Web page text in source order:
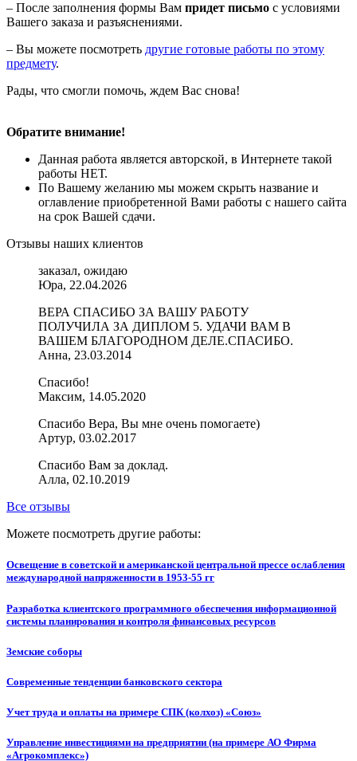
– После заполнения формы Вам придет письмо с условиями
Вашего заказа и разъяснениями.
– Вы можете посмотреть другие готовые работы по этому
предмету.
Рады, что смогли помочь, ждем Вас снова!
Обратите внимание!
Данная работа является авторской, в Интернете такой
работы НЕТ.
По Вашему желанию мы можем скрыть название и
оглавление приобретенной Вами работы с нашего сайта
на срок Вашей сдачи.
Отзывы наших клиентов
заказал, ожидаю
Юра, 22.04.2026
ВЕРА СПАСИБО ЗА ВАШУ РАБОТУ
ПОЛУЧИЛА ЗА ДИПЛОМ 5. УДАЧИ ВАМ В
ВАШЕМ БЛАГОРОДНОМ ДЕЛЕ.СПАСИБО.
Анна, 23.03.2014
Спасибо!
Максим, 14.05.2020
Спасибо Вера, Вы мне очень помогаете)
Артур, 03.02.2017
Спасибо Вам за доклад.
Алла, 02.10.2019
Все отзывы
Можете посмотреть другие работы:
Освещение в советской и американской центральной прессе ослабления
международной напряженности в 1953-55 гг
Разработка клиентского программного обеспечения информационной
системы планирования и контроля финансовых ресурсов
Земские соборы
Современные тенденции банковского сектора
Учет труда и оплаты на примере СПК (колхоз) «Союз»
Управление инвестициями на предприятии (на примере АО Фирма
«Агрокомплекс»)